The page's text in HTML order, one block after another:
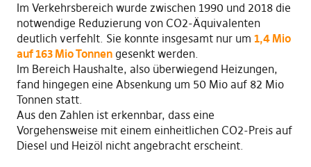
Im Verkehrsbereich wurde zwischen 1990 und 2018 die
notwendige Reduzierung von CO2-Äquivalenten
deutlich verfehlt. Sie konnte insgesamt nur um 1,4 Mio
auf 163 Mio Tonnengesenkt werden.
Im Bereich Haushalte, also überwiegend Heizungen,
fand hingegen eine Absenkung um 50 Mio auf 82 Mio
Tonnen statt.
Aus den Zahlen ist erkennbar, dass eine
Vorgehensweise mit einem einheitlichen CO2-Preis auf
Diesel und Heizöl nicht angebracht erscheint.